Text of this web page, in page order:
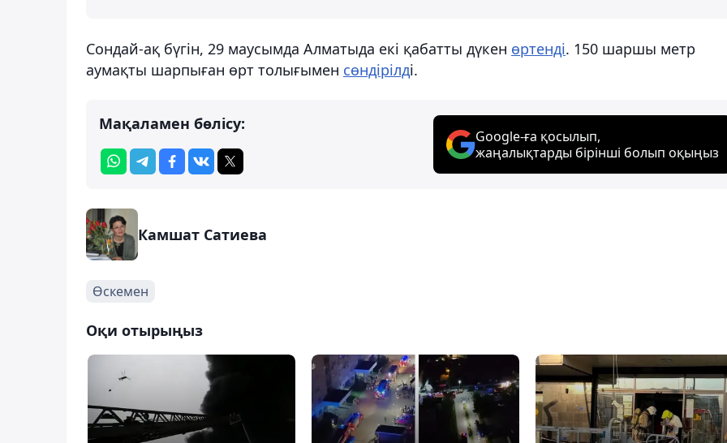
Сондай-ақ бүгін, 29 маусымда Алматыда екі қабатты дүкен өртенді. 150 шаршы метр
аумақты шарпыған өрт толығымен сөндірілді.
Мақаламен бөлісу:
Google-ға қосылып,
жаңалықтарды бірінші болып оқыңыз
Камшат Сатиева
Өскемен
Оқи отырыңыз